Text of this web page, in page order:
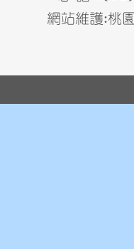
網站維護:桃